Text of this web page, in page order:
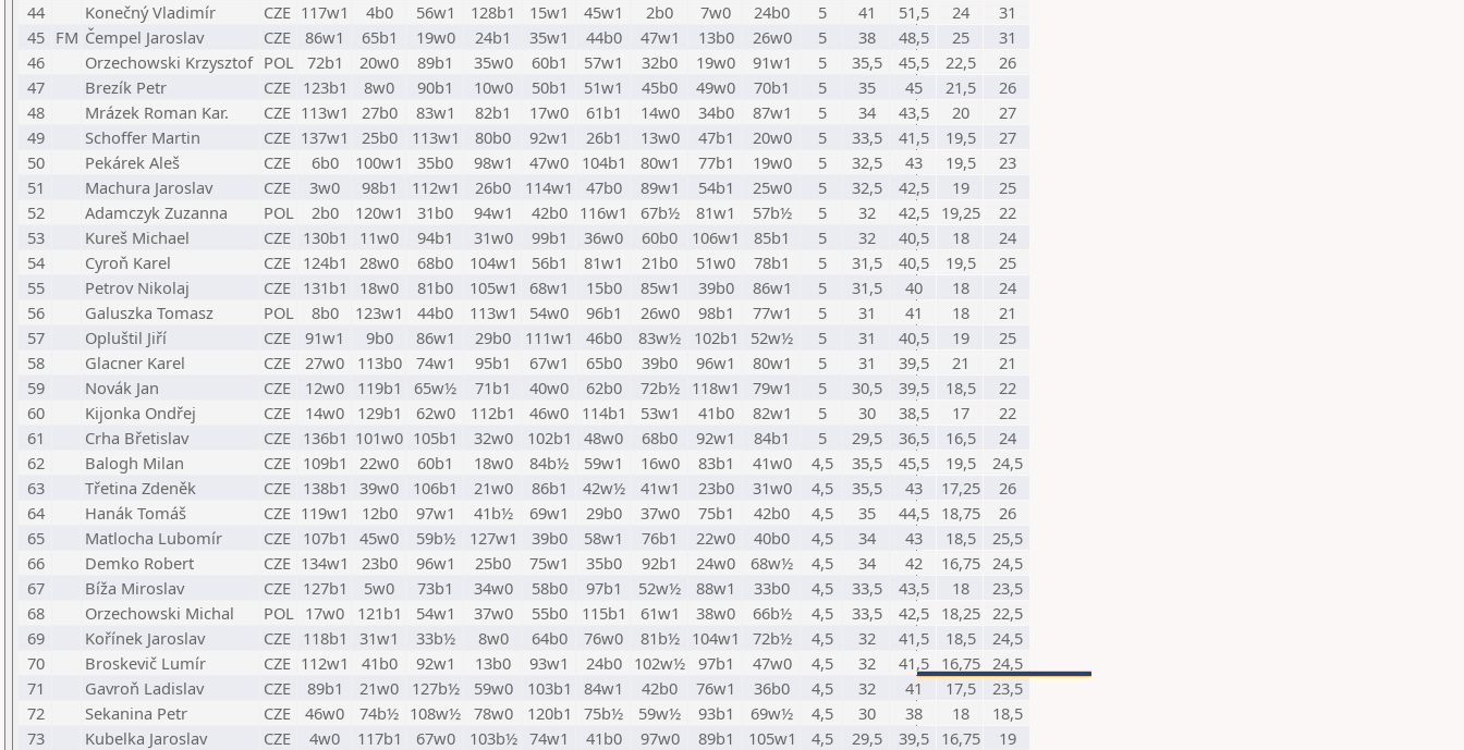
44
Konečný Vladimír CZE 117w1 4b0 56w1 128b1 15w1 45w1 2b0 7w0 24b0 5 41 51,5 24
31
45 FM Čempel Jaroslav CZE 86w1 65b1 19w0 24b1 35w1 44b0 47w1 13b0 26w0 5 38 48,5 25
31
46
Orzechowski Krzysztof POL 72b1 20w0 89b1 35w0 60b1 57w1 32b0 19w0 91w1 5 35,5 45,5 22,5
26
47
Brezík Petr CZE 123b1 8w0 90b1 10w0 50b1 51w1 45b0 49w0 70b1 5 35 45 21,5
26
48
Mrázek Roman Kar. CZE 113w1 27b0 83w1 82b1 17w0 61b1 14w0 34b0 87w1 5 34 43,5 20
27
49
Schoffer Martin CZE 137w1 25b0 113w1 80b0 92w1 26b1 13w0 47b1 20w0 5 33,5 41,5 19,5
27
50
Pekárek Aleš CZE 6b0 100w1 35b0 98w1 47w0 104b1 80w1 77b1 19w0 5 32,5 43 19,5
23
51
Machura Jaroslav CZE 3w0 98b1 112w1 26b0 114w1 47b0 89w1 54b1 25w0 5 32,5 42,5 19
25
52
Adamczyk Zuzanna POL 2b0 120w1 31b0 94w1 42b0 116w1 67b½ 81w1 57b½ 5 32 42,5 19,25
22
53
Kureš Michael CZE 130b1 11w0 94b1 31w0 99b1 36w0 60b0 106w1 85b1 5 32 40,5 18
24
54
Cyroň Karel CZE 124b1 28w0 68b0 104w1 56b1 81w1 21b0 51w0 78b1 5 31,5 40,5 19,5
25
55
Petrov Nikolaj CZE 131b1 18w0 81b0 105w1 68w1 15b0 85w1 39b0 86w1 5 31,5 40 18
24
56
Galuszka Tomasz POL 8b0 123w1 44b0 113w1 54w0 96b1 26w0 98b1 77w1 5 31 41 18
21
57
Opluštil Jiří CZE 91w1 9b0 86w1 29b0 111w1 46b0 83w½ 102b1 52w½ 5 31 40,5 19
25
58
Glacner Karel CZE 27w0 113b0 74w1 95b1 67w1 65b0 39b0 96w1 80w1 5 31 39,5 21
21
59
Novák Jan CZE 12w0 119b1 65w½ 71b1 40w0 62b0 72b½ 118w1 79w1 5 30,5 39,5 18,5
22
60
Kijonka Ondřej CZE 14w0 129b1 62w0 112b1 46w0 114b1 53w1 41b0 82w1 5 30 38,5 17
22
61
Crha Břetislav CZE 136b1 101w0 105b1 32w0 102b1 48w0 68b0 92w1 84b1 5 29,5 36,5 16,5
24
62
Balogh Milan CZE 109b1 22w0 60b1 18w0 84b½ 59w1 16w0 83b1 41w0 4,5 35,5 45,5 19,5
24,5
63
Třetina Zdeněk CZE 138b1 39w0 106b1 21w0 86b1 42w½ 41w1 23b0 31w0 4,5 35,5 43 17,25
26
64
Hanák Tomáš CZE 119w1 12b0 97w1 41b½ 69w1 29b0 37w0 75b1 42b0 4,5 35 44,5 18,75
26
65
Matlocha Lubomír CZE 107b1 45w0 59b½ 127w1 39b0 58w1 76b1 22w0 40b0 4,5 34 43 18,5
25,5
66
Demko Robert CZE 134w1 23b0 96w1 25b0 75w1 35b0 92b1 24w0 68w½ 4,5 34 42 16,75 24,5
67
Bíža Miroslav CZE 127b1 5w0 73b1 34w0 58b0 97b1 52w½ 88w1 33b0 4,5 33,5 43,5 18
23,5
68
Orzechowski Michal POL 17w0 121b1 54w1 37w0 55b0 115b1 61w1 38w0 66b½ 4,5 33,5 42,5 18,25 22,5
69
Kořínek Jaroslav CZE 118b1 31w1 33b½ 8w0 64b0 76w0 81b½ 104w1 72b½ 4,5 32 41,5 18,5
24,5
70
Broskevič Lumír CZE 112w1 41b0 92w1 13b0 93w1 24b0 102w½ 97b1 47w0 4,5 32 41,5 16,75 24,5
71
Gavroň Ladislav CZE 89b1 21w0 127b½ 59w0 103b1 84w1 42b0 76w1 36b0 4,5 32 41 17,5
23,5
72
Sekanina Petr CZE 46w0 74b½ 108w½ 78w0 120b1 75b½ 59w½ 93b1 69w½ 4,5 30 38 18
18,5
73
Kubelka Jaroslav CZE 4w0 117b1 67w0 103b½ 74w1 41b0 97w0 89b1 105w1 4,5 29,5 39,5 16,75
19